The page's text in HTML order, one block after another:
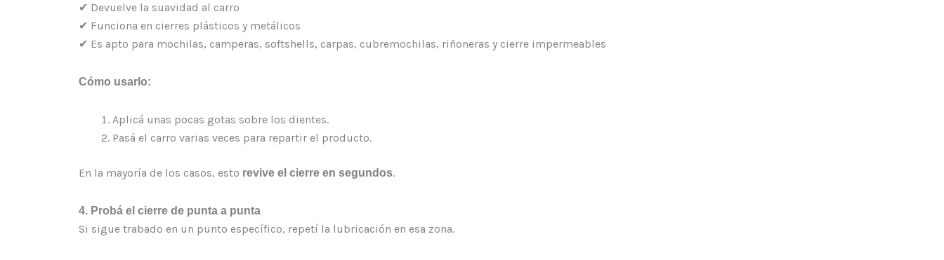
✔ Devuelve la suavidad al carro
✔ Funciona en cierres plásticos y metálicos
✔ Es apto para mochilas, camperas, softshells, carpas, cubremochilas, riñoneras y cierre impermeables
Cómo usarlo:
Aplicá unas pocas gotas sobre los dientes.
Pasá el carro varias veces para repartir el producto.
En la mayoría de los casos, esto revive el cierre en segundos.
4. Probá el cierre de punta a punta
Si sigue trabado en un punto específico, repetí la lubricación en esa zona.